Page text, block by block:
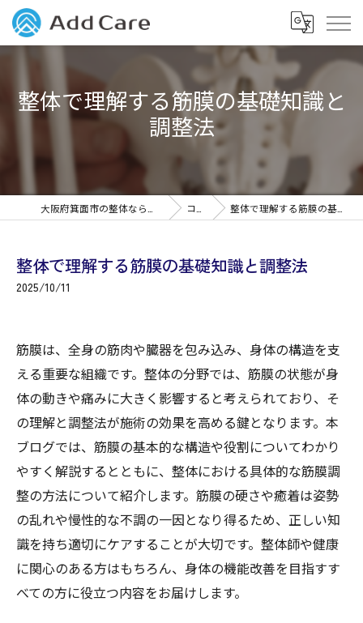
整体で理解する筋膜の基礎知識と
調整法
コラム 整体で理解する筋膜の基礎知識と調整法
整体で理解する筋膜の基礎知識と調整法
2025/10/11
筋膜は、全身の筋肉や臓器を包み込み、身体の構造を支
える重要な組織です。整体の分野では、筋膜の状態が身
体の動きや痛みに大きく影響すると考えられており、そ
の理解と調整法が施術の効果を高める鍵となります。本
ブログでは、筋膜の基本的な構造や役割についてわかり
やすく解説するとともに、整体における具体的な筋膜調
整の方法について紹介します。筋膜の硬さや癒着は姿勢
の乱れや慢性的な不調の一因となり得るため、正しい知
識を持ち適切にケアすることが大切です。整体師や健康
に関心のある方はもちろん、身体の機能改善を目指すす
べての方に役立つ内容をお届けします。